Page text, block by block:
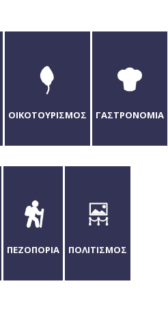
ΟΙΚΟΤΟΥΡΙΣΜOΣ ΓΑΣΤΡΟΝΟΜΙΑ
ΠΕΖΟΠΟΡΙΑ ΠΟΛΙΤΙΣΜΟΣ